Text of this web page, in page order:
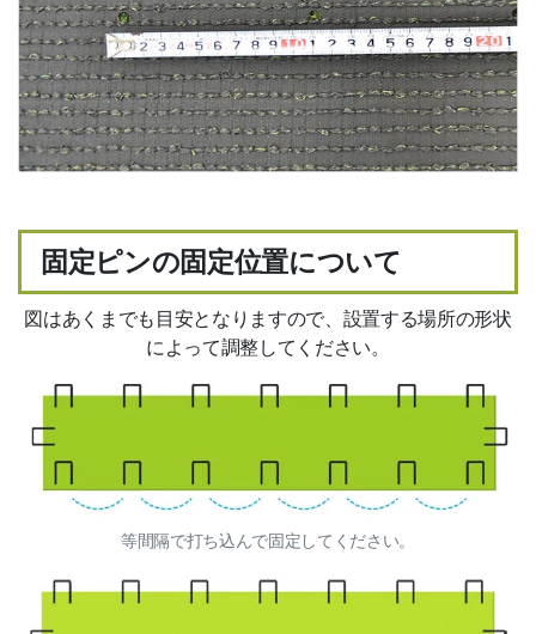
固定ピンの固定位置について
図はあくまでも目安となりますので、設置する場所の形状
によって調整してください。
等間隔で打ち込んで固定してください。